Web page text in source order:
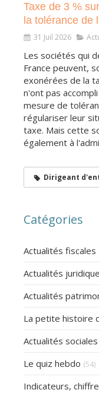
Taxe de 3 %
la tolérance de
31 Juil 2026
Les sociétés qui
France peuvent,
exonérées de la
n'ont pas
mesure de
régulariser leur
taxe. Mais cette
également à
Dirigeant
Catégories
Actualités fiscales
Actualités
Actualités
La petite histoire
Actualités sociales
Le quiz hebdo (54)
Indicateurs,